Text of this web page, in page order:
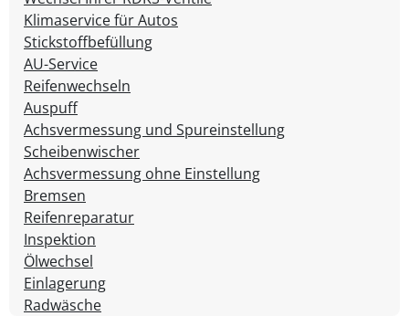
Klimaservice für Autos
Stickstoffbefüllung
AU-Service
Reifenwechseln
Auspuff
Achsvermessung und Spureinstellung
Scheibenwischer
Achsvermessung ohne Einstellung
Bremsen
Reifenreparatur
Inspektion
Ölwechsel
Einlagerung
Radwäsche